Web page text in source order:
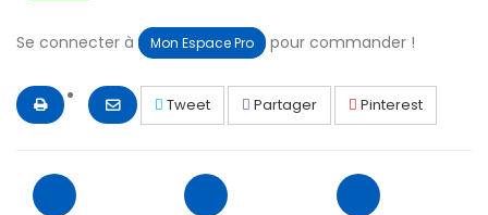
Se connecter à Mon Espace Pro pour commander !
Tweet Partager Pinterest